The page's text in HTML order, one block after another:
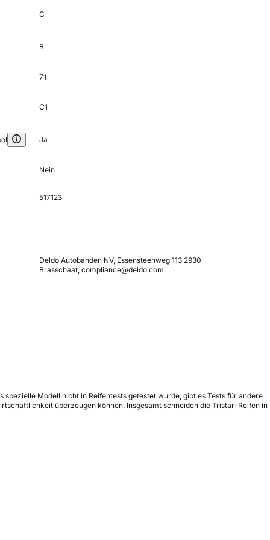
C
B
71
C1
Ja
Nein
517123
Deldo Autobanden NV, Essensteenweg 113 2930
Brasschaat, compliance@deldo.com
Modell nicht in Reifentests getestet wurde, gibt es Tests für andere
überzeugen können. Insgesamt schneiden die Tristar-Reifen in